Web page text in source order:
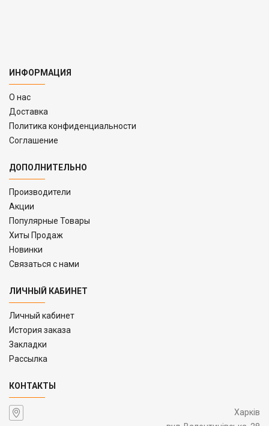
ИНФОРМАЦИЯ
O нас
Доставка
Политика конфиденциальности
Соглашение
ДОПОЛНИТЕЛЬНО
Производители
Акции
Популярные Товары
Хиты Продаж
Новинки
Связаться с нами
ЛИЧНЫЙ КАБИНЕТ
Личный кабинет
История заказа
Закладки
Рассылка
КОНТАКТЫ
Харків